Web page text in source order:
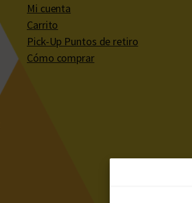
Mi cuenta
Carrito
Pick-Up Puntos de retiro
Cómo comprar